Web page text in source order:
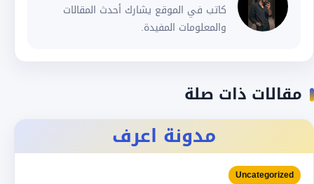
كاتب في الموقع يشارك أحدث المقالات
والمعلومات المفيدة.
مقالات ذات صلة
مدونة اعرف
Uncategorized